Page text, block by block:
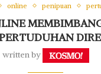
online penipuan
written by